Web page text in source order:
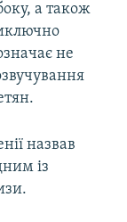
а також
не
назвав
із